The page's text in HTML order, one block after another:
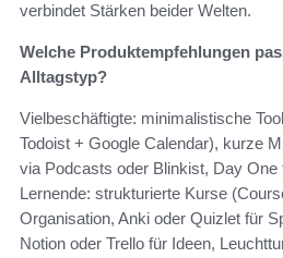
verbindet Stärken beider Welten.
Welche Produktempfehlungen
Alltagstyp?
Vielbeschäftigte: minimalistische
Todoist + Google Calendar), kurze
via Podcasts oder Blinkist, Day One
Lernende: strukturierte Kurse
Organisation, Anki oder Quizlet für
Notion oder Trello für Ideen,